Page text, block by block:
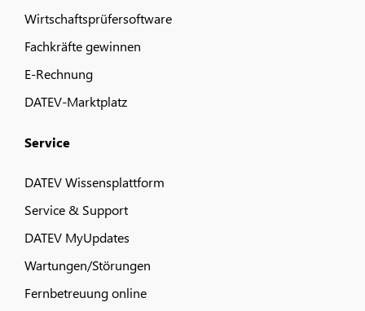
Wirtschaftsprüfersoftware
Fachkräfte gewinnen
E-Rechnung
DATEV-Marktplatz
Service
DATEV Wissensplattform
Service & Support
DATEV MyUpdates
Wartungen/Störungen
Fernbetreuung online